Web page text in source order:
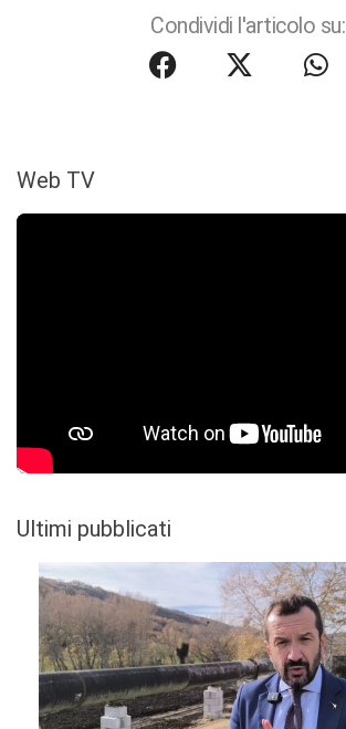
Condividi l'articolo su:
Web TV
Ultimi pubblicati